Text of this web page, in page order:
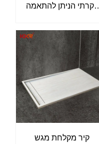
יוקרתי הניתן להתאמה
במיוחד משיש מתורבת
קיר מקלחת מגש